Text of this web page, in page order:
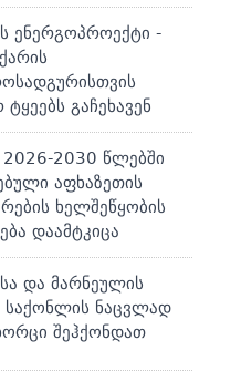
ენერგოპროექტი -
გაჩეხავენ
2026-2030 წლებში
აფხაზეთის
ხელშეწყობის
დაამტკიცა
და მარნეულის
საქონლის ნაცვლად
შეჰქონდათ